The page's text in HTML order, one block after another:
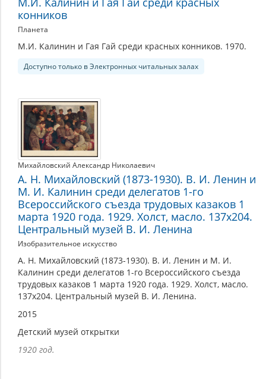
конников
Планета
М.И. Калинин и Гая Гай среди красных конников. 1970.
Доступно только в Электронных читальных залах
Михайловский Александр Николаевич
А. Н. Михайловский (1873-1930). В. И. Ленин и
М. И. Калинин среди делегатов 1-го
Всероссийского съезда трудовых казаков 1
марта 1920 года. 1929. Холст, масло. 137х204.
Центральный музей В. И. Ленина
Изобразительное искусство
А. Н. Михайловский (1873-1930). В. И. Ленин и М. И.
Калинин среди делегатов 1-го Всероссийского съезда
трудовых казаков 1 марта 1920 года. 1929. Холст, масло.
137х204. Центральный музей В. И. Ленина.
2015
Детский музей открытки
1920 год.